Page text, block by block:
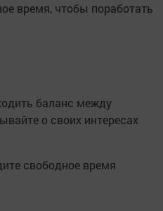
время, чтобы поработать
баланс между
о своих интересах
свободное время